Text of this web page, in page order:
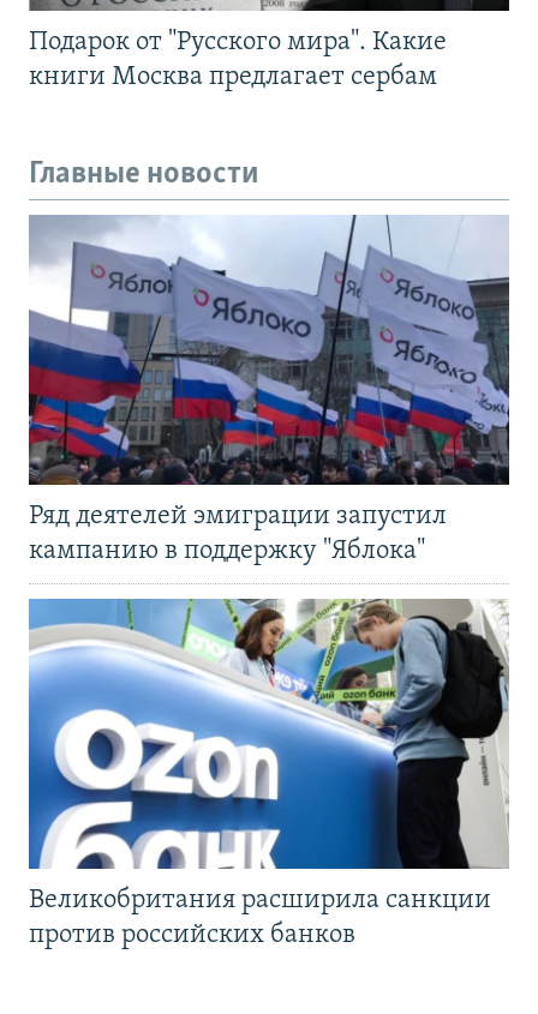
Подарок от "Русского мира". Какие
книги Москва предлагает сербам
Главные новости
Ряд деятелей эмиграции запустил
кампанию в поддержку "Яблока"
Великобритания расширила санкции
против российских банков